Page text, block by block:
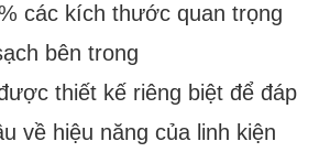
các kích thước quan trọng
bên trong
thiết kế riêng biệt để đáp
về hiệu năng của linh kiện